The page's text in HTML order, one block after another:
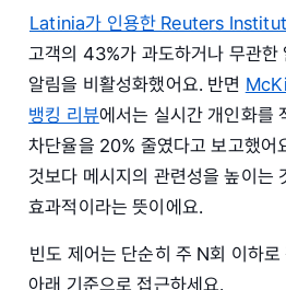
Latinia가 인용한 Reuters
고객의 43%가 과도하거나 무관한
알림을 비활성화했어요. 반면
뱅킹 리뷰에서는 실시간 개인화를
차단율을 20% 줄였다고 보고했어
것보다 메시지의 관련성을 높이
효과적이라는 뜻이에요.
빈도 제어는 단순히 주 N회 이하
아래 기준으로 접근하세요.